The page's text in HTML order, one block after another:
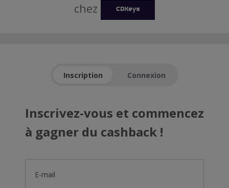
chez
Inscription Connexion
Inscrivez-vous et commencez
à gagner du cashback !
E-mail